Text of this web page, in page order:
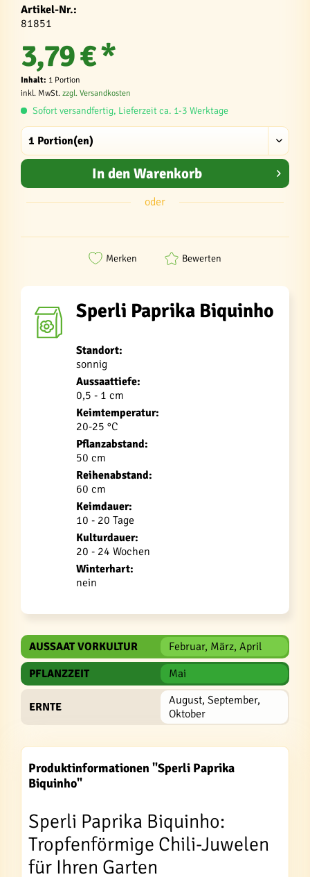
Artikel-Nr.:
81851
3,79 € *
Inhalt: 1 Portion
inkl. MwSt. zzgl. Versandkosten
Sofort versandfertig, Lieferzeit ca. 1-3 Werktage
In den Warenkorb
oder
Merken Bewerten
Sperli Paprika Biquinho
Standort:
sonnig
Aussaattiefe:
0,5 - 1 cm
Keimtemperatur:
20-25 °C
Pflanzabstand:
50 cm
Reihenabstand:
60 cm
Keimdauer:
10 - 20 Tage
Kulturdauer:
20 - 24 Wochen
Winterhart:
nein
AUSSAAT VORKULTUR
Februar, März, April
PFLANZZEIT
Mai
ERNTE
August, September,
Oktober
Produktinformationen "Sperli Paprika
Biquinho"
Sperli Paprika Biquinho:
Tropfenförmige Chili-Juwelen
für Ihren Garten